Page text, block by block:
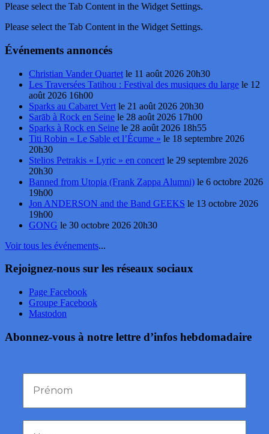
Please select the Tab Content in the Widget Settings.
Please select the Tab Content in the Widget Settings.
Événements annoncés
Christian Vander Quartet le 11 août 2026 20h30
Les Traversées Tatihou : Festival des musiques du large le 12
août 2026 16h00
Sparks au Cabaret Vert le 21 août 2026 20h30
Sarāb à Rock en Seine le 28 août 2026 17h00
Sparks à Rock en Seine le 28 août 2026 18h55
Titi Robin « Le Sable et l’Écume » le 18 septembre 2026
20h30
Stelios Petrakis « Lyric » en concert le 29 septembre 2026
20h30
Banned from Utopia (Frank Zappa Alumni) le 6 octobre 2026
19h00
Jon ANDERSON and the Band GEEKS le 13 octobre 2026
19h00
GONG le 30 octobre 2026 20h30
Voir tous les événements...
Rejoignez-nous sur les réseaux sociaux
Page Facebook
Groupe Facebook
Mastodon
Abonnez-vous à notre lettre d’infos hebdomadaire